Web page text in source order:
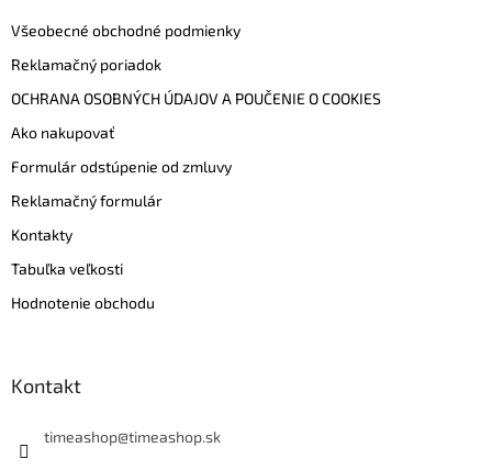
Všeobecné obchodné podmienky
Reklamačný poriadok
OCHRANA OSOBNÝCH ÚDAJOV A POUČENIE O COOKIES
Ako nakupovať
Formulár odstúpenie od zmluvy
Reklamačný formulár
Kontakty
Tabuľka veľkosti
Hodnotenie obchodu
Kontakt
timeashop@timeashop.sk